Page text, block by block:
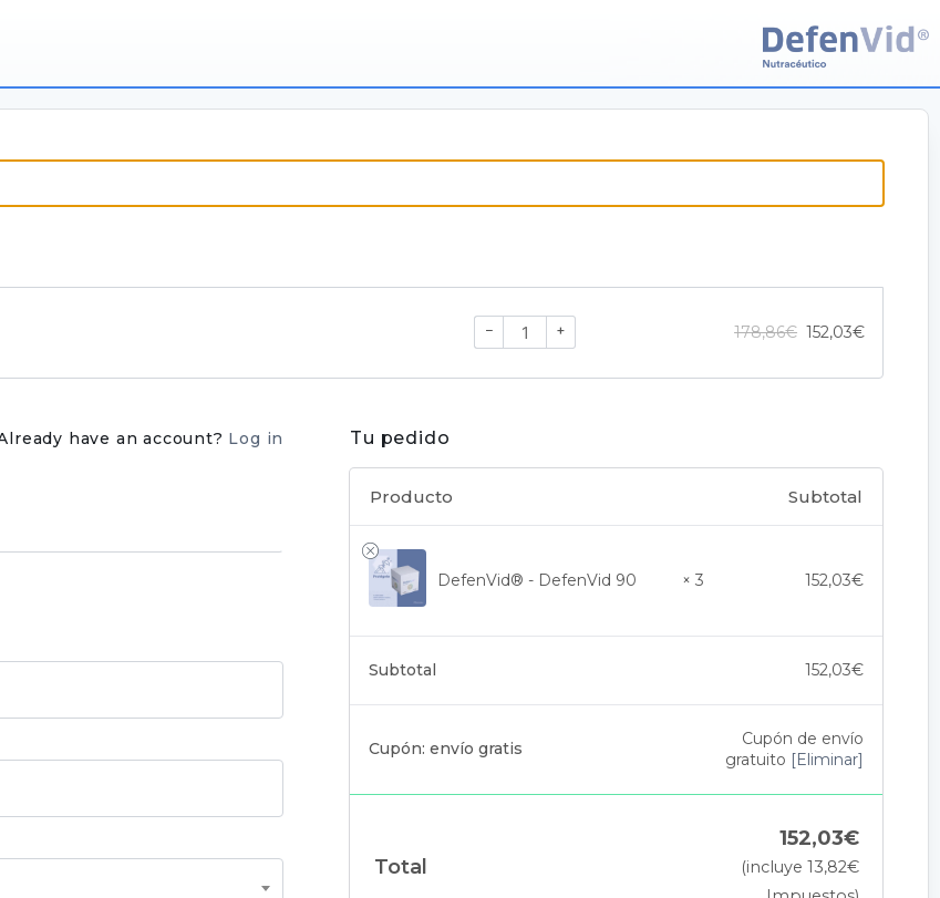
− + 178,86€ 152,03€
have an account? Log in Tu pedido
Producto Subtotal
DefenVid® - DefenVid 90 × 3 152,03€
Subtotal 152,03€
Cupón: envío gratis
Cupón de envío
gratuito [Eliminar]
Total
152,03€
(incluye 13,82€